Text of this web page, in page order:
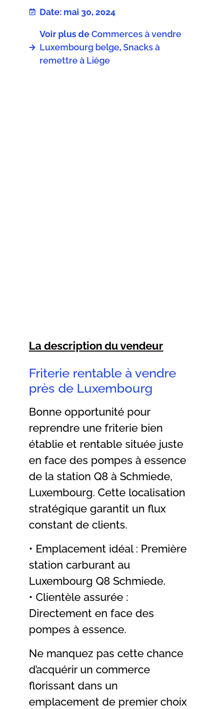
Date: mai 30, 2024
Voir plus deCommerces à vendre
Luxembourg belge,Snacks à
remettre à Liège
La description du vendeur
Friterie rentable à vendre
près de Luxembourg
Bonne opportunité pour
reprendre une friterie bien
établie et rentable située juste
en face des pompes à essence
de la station Q8 à Schmiede,
Luxembourg. Cette localisation
stratégique garantit un flux
constant de clients.
• Emplacement idéal : Première
station carburant au
Luxembourg Q8 Schmiede.
• Clientèle assurée :
Directement en face des
pompes à essence.
Ne manquez pas cette chance
d’acquérir un commerce
florissant dans un
emplacement de premier choix